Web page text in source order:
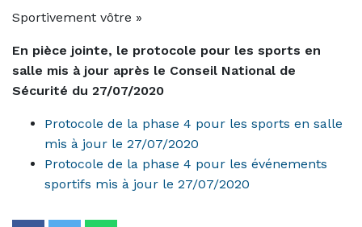
Sportivement vôtre »
En pièce jointe, le protocole pour les sports en
salle mis à jour après le Conseil National de
Sécurité du 27/07/2020
Protocole de la phase 4 pour les sports en salle
mis à jour le 27/07/2020
Protocole de la phase 4 pour les événements
sportifs mis à jour le 27/07/2020